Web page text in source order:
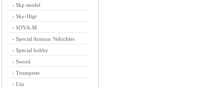
- Skp model
- Sky-Higt
- SOVA-M
- Special Armour Vehichles
- Special hobby
- Sword
- Trumpeter
- Um